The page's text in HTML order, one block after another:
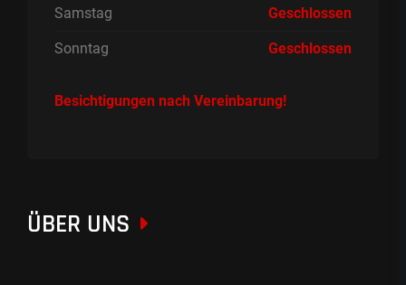
Samstag Geschlossen
Sonntag Geschlossen
Besichtigungen nach Vereinbarung!
ÜBER UNS